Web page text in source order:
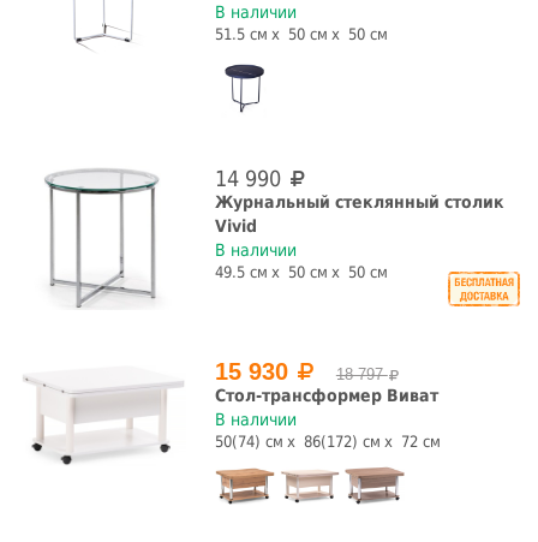
В наличии
51.5 см 50 см 50 см
14 990
Журнальный стеклянный столик
Vivid
В наличии
49.5 см 50 см 50 см
15 930 18 797
Стол-трансформер Виват
В наличии
50(74) см 86(172) см 72 см